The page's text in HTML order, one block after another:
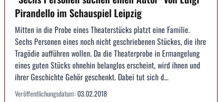
Pirandello im Schauspiel Leipzig
Mitten in die Probe eines Theaterstücks platzt eine Familie.
Sechs Personen eines noch nicht geschriebenen Stückes, die ihre
Tragödie aufführen wollen. Da die Theaterprobe in Ermangelung
eines guten Stücks ohnehin belanglos erscheint, wird ihnen und
ihrer Geschichte Gehör geschenkt. Dabei tut sich d...
Veröffentlichungsdatum:03.02.2018